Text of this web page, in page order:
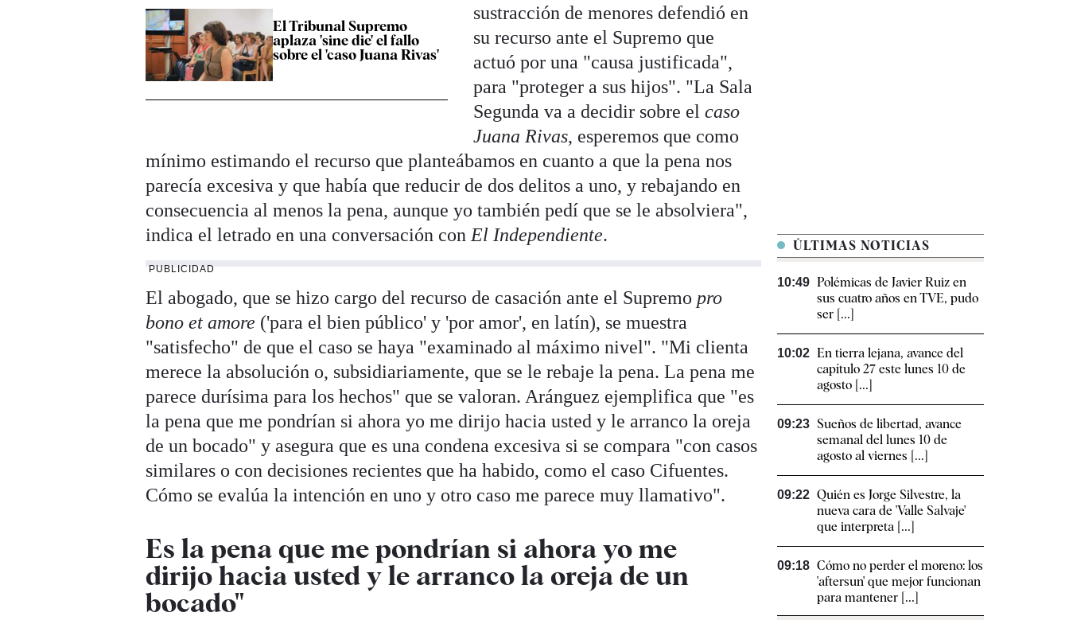
El Tribunal Supremo
aplaza 'sine die' el fallo
sobre el 'caso Juana Rivas'
sustracción de menores defendió en
su recurso ante el Supremo que
actuó por una "causa justificada",
para "proteger a sus hijos". "La Sala
Segunda va a decidir sobre elcaso
Juana Rivas, esperemos que como
mínimo estimando el recurso que planteábamos en cuanto a que la pena nos
parecía excesiva y que había que reducir de dos delitos a uno, y rebajando en
consecuencia al menos la pena, aunque yo también pedí que se le absolviera",
indica el letrado en una conversación conEl Independiente.
PUBLICIDAD
El abogado, que se hizo cargo del recurso de casación ante el Supremo pro
bono et amore ('para el bien público' y 'por amor', en latín), se muestra
"satisfecho" de que el caso se haya "examinado al máximo nivel". "Mi clienta
merece la absolución o, subsidiariamente, que se le rebaje la pena. La pena me
parece durísima para los hechos" que se valoran. Aránguez ejemplifica que "es
la pena que me pondrían si ahora yo me dirijo hacia usted y le arranco la oreja
de un bocado" y asegura que es una condena excesiva si se compara "con casos
similares o con decisiones recientes que ha habido, como el caso Cifuentes.
Cómo se evalúa la intención en uno y otro caso me parece muy llamativo".
Es la pena que me pondrían si ahora yo me
dirijo hacia usted y le arranco la oreja de un
bocado"
ÚLTIMAS NOTICIAS
10:49 Polémicas de Javier Ruiz en
sus cuatro años en TVE, pudo
ser [...]
10:02 En tierra lejana, avance del
capítulo 27 este lunes 10 de
agosto [...]
09:23 Sueños de libertad, avance
semanal del lunes 10 de
agosto al viernes [...]
09:22 Quién es Jorge Silvestre, la
nueva cara de 'Valle Salvaje'
que interpreta [...]
09:18 Cómo no perder el moreno: los
'aftersun' que mejor funcionan
para mantener [...]